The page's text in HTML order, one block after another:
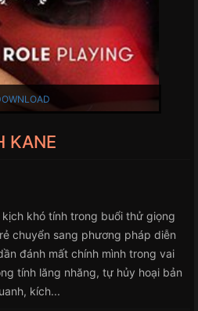
KANE
khó tính trong buổi thử giọng
chuyển sang phương pháp diễn
đánh mất chính mình trong vai
tính lăng nhăng, tự hủy hoại bản
kích...